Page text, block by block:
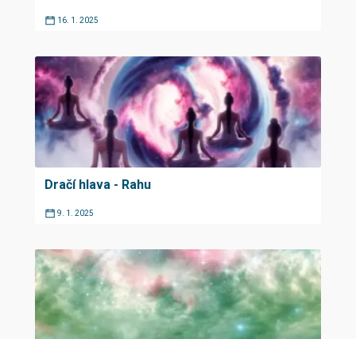
16. 1. 2025
Dračí hlava - Rahu
9. 1. 2025